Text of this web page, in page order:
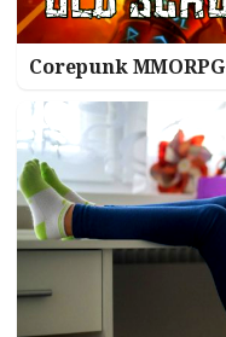
Corepunk MMORPG